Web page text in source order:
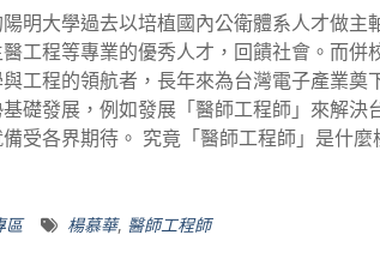
明大學過去以培植國內公衛體系人才做
工程等專業的優秀人才，回饋社會。而
工程的領航者，長年來為台灣電子產業
礎發展，例如發展「醫師工程師」來解
受各界期待。 究竟「醫師工程師」是什
區 楊慕華, 醫師工程師